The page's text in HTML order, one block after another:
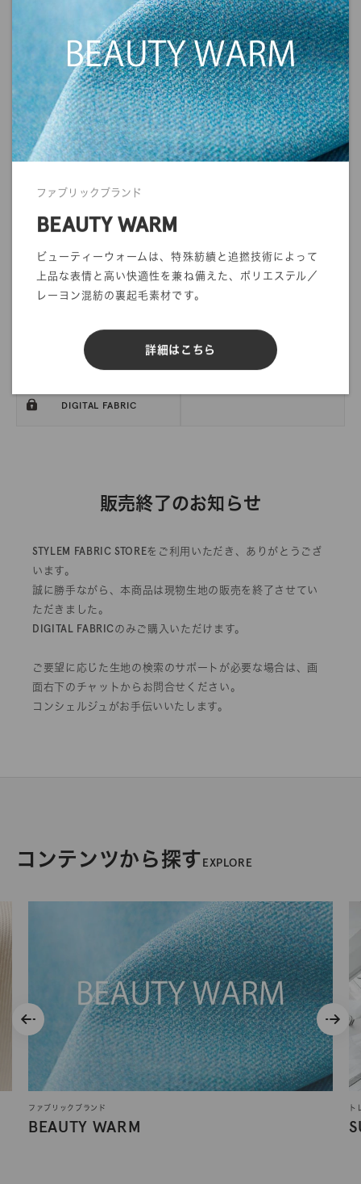
ファブリックブランド
BEAUTY WARM
ビューティーウォームは、特殊紡績と追撚技術によって
上品な表情と高い快適性を兼ね備えた、ポリエステル／
レーヨン混紡の裏起毛素材です。
詳細はこちら
うに努めていますが、ご使用されているモニターや環境により、
実物と色の見え方が若干異なる場合がございます。
また、生地の質感や光沢感に関しましても、画面上で完全に再現
することができません。
ご注文の前にサンプル帳でのご確認をお勧めします。
・商品の発送について
発送に関する注意事項を利用ガイドに記載しております。
ご利用ガイド
販売終了のお知らせ
STYLEM FABRIC STOREをご利用いただき、ありがとうござ
います。
誠に勝手ながら、本商品は現物生地の販売を終了させてい
ただきました。
DIGITAL FABRICのみご購入いただけます。
ご要望に応じた生地の検索のサポートが必要な場合は、画
面右下のチャットからお問合せください。
コンシェルジュがお手伝いいたします。
反物オーダー サンプル帳依頼
DIGITAL FABRIC
コンテンツから探すEXPLORE
ファブリックブランド
BEAUTY WARM
ト